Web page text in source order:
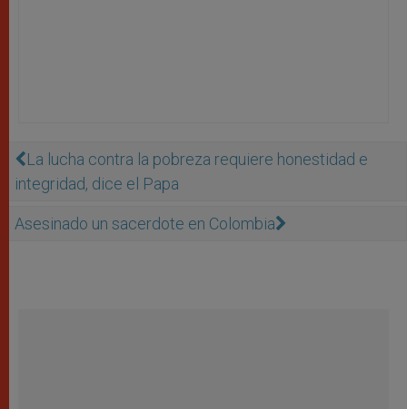
La lucha contra la pobreza requiere honestidad e
integridad, dice el Papa
Asesinado un sacerdote en Colombia